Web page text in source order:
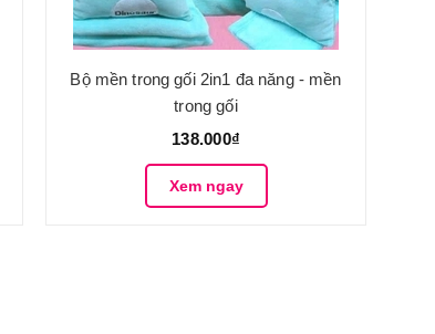
Bộ mền trong gối 2in1 đa năng - mền
trong gối
138.000₫
Xem ngay